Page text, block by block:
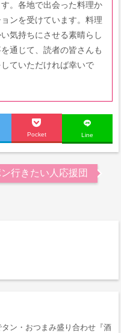
。各地で出会った料理か
ンを受けています。料理
気持ちにさせる素晴らし
通じて、読者の皆さんも
ていただければ幸いで
Pocket Line
行きたい人応援団
タン・おつまみ盛り合わせ『酒